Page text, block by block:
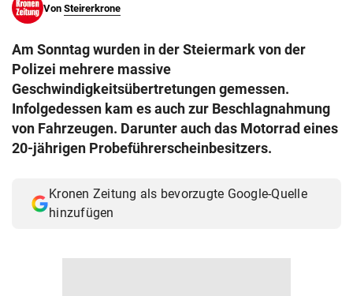
Von Steirerkrone
Am Sonntag wurden in der Steiermark von der
Polizei mehrere massive
Geschwindigkeitsübertretungen gemessen.
Infolgedessen kam es auch zur Beschlagnahmung
von Fahrzeugen. Darunter auch das Motorrad eines
20-jährigen Probeführerscheinbesitzers.
Kronen Zeitung als bevorzugte Google-Quelle
hinzufügen